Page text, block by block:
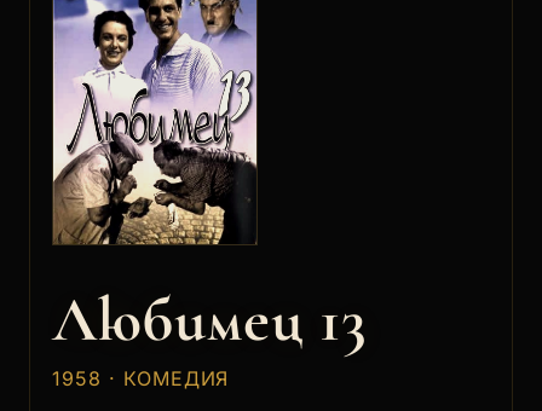
Любимец 13
1958 · КОМЕДИЯ